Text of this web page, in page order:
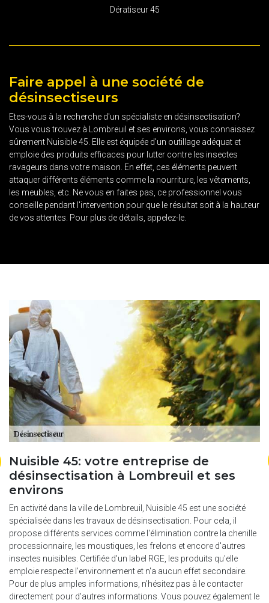
Dératiseur 45
Faire appel à une société de
désinsectiseurs
Etes-vous à la recherche d'un spécialiste en désinsectisation?
Vous vous trouvez à Lombreuil et ses environs, vous connaissez
sûrement Nuisible 45. Elle est équipée d'un outillage adéquat et
emploie des produits efficaces pour lutter contre les insectes
ravageurs dans votre maison. En effet, ces éléments peuvent
attaquer différents éléments comme la nourriture, les vêtements,
les meubles, etc. Ne vous en faites pas, ce professionnel vous
conseille pendant l'intervention pour que le résultat soit à la hauteur
de vos attentes. Pour plus de détails, appelez-le.
Nuisible 45: votre entreprise de
désinsectisation à Lombreuil et ses
environs
En activité dans la ville de Lombreuil, Nuisible 45 est une société
spécialisée dans les travaux de désinsectisation. Pour cela, il
propose différents services comme l'élimination contre la chenille
processionnaire, les moustiques, les frelons et encore d'autres
insectes nuisibles. Certifiée d'un label RGE, les produits qu'elle
emploie respecte l'environnement et n'a aucun effet secondaire.
Pour de plus amples informations, n'hésitez pas à le contacter
directement pour d'autres informations. Vous pouvez également le